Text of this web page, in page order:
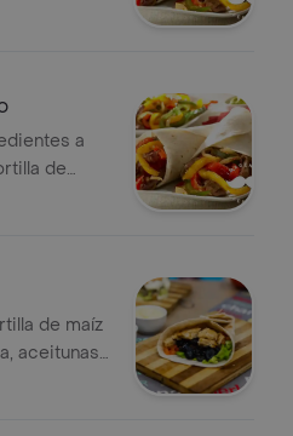
de
a
de
es cerrada
de maíz
aceitunas